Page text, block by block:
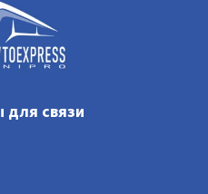
связи